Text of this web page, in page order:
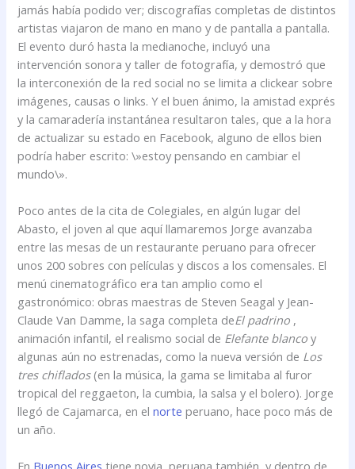
jamás había podido ver; discografías completas de distintos
artistas viajaron de mano en mano y de pantalla a pantalla.
El evento duró hasta la medianoche, incluyó una
intervención sonora y taller de fotografía, y demostró que
la interconexión de la red social no se limita a clickear sobre
imágenes, causas o links. Y el buen ánimo, la amistad exprés
y la camaradería instantánea resultaron tales, que a la hora
de actualizar su estado en Facebook, alguno de ellos bien
podría haber escrito: \»estoy pensando en cambiar el
mundo\».
Poco antes de la cita de Colegiales, en algún lugar del
Abasto, el joven al que aquí llamaremos Jorge avanzaba
entre las mesas de un restaurante peruano para ofrecer
unos 200 sobres con películas y discos a los comensales. El
menú cinematográfico era tan amplio como el
gastronómico: obras maestras de Steven Seagal y Jean-
Claude Van Damme, la saga completa deEl padrino ,
animación infantil, el realismo social de Elefante blancoy
algunas aún no estrenadas, como la nueva versión de Los
tres chiflados (en la música, la gama se limitaba al furor
tropical del reggaeton, la cumbia, la salsa y el bolero). Jorge
llegó de Cajamarca, en elnorte peruano, hace poco más de
un año.